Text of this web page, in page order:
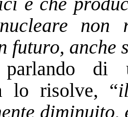
non
futuro, anche
parlando di
lo risolve, “
diminuito,